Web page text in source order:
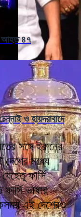
আহত ৪৭
ও হায়দরাবাদে
সঙ্গে ইরানের
মধ্যে
ফার্সি
ভাষার
এই দেশেরও